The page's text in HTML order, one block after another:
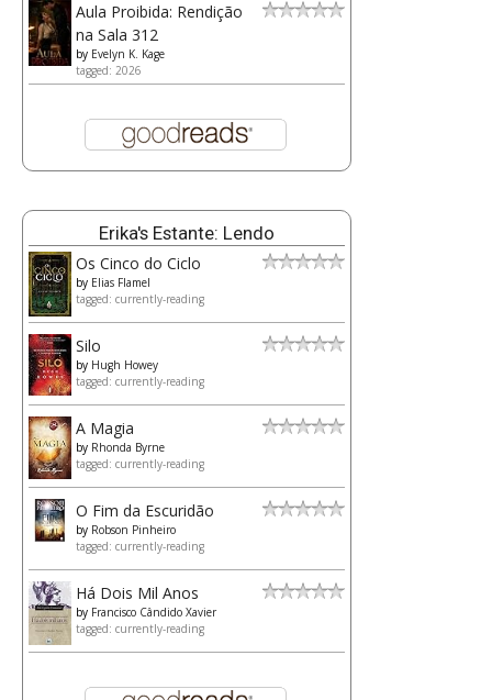
Aula Proibida: Rendição
na Sala 312
by Evelyn K. Kage
tagged: 2026
Erika's Estante: Lendo
Os Cinco do Ciclo
by Elias Flamel
tagged: currently-reading
Silo
by Hugh Howey
tagged: currently-reading
A Magia
by Rhonda Byrne
tagged: currently-reading
O Fim da Escuridão
by Robson Pinheiro
tagged: currently-reading
Há Dois Mil Anos
by Francisco Cândido Xavier
tagged: currently-reading